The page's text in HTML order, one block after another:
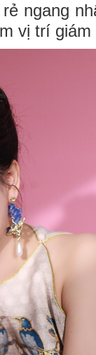
ngang
vị trí giám